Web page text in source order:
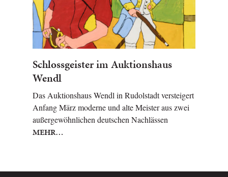
Schlossgeister im Auktionshaus
Wendl
Das Auktionshaus Wendl in Rudolstadt versteigert
Anfang März moderne und alte Meister aus zwei
außergewöhnlichen deutschen Nachlässen
MEHR…